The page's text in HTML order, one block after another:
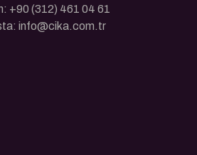
+90 (312) 461 04 61
info@cika.com.tr